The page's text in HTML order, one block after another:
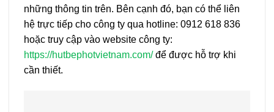
những thông tin trên. Bên cạnh đó, bạn có thể liên
hệ trực tiếp cho công ty qua hotline: 0912 618 836
hoặc truy cập vào website công ty:
https://hutbephotvietnam.com/ để được hỗ trợ khi
cần thiết.